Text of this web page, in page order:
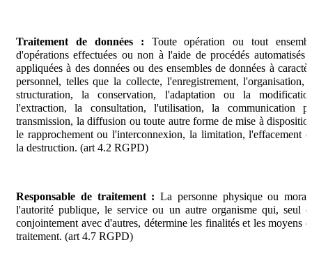
Traitement de données : Toute opération ou tout
d'opérations effectuées ou non à l'aide de procédés automatisés
appliquées à des données ou des ensembles de données à
personnel, telles que la collecte, l'enregistrement, l'organisation,
structuration, la conservation, l'adaptation ou la
l'extraction, la consultation, l'utilisation, la communication
transmission, la diffusion ou toute autre forme de mise à
le rapprochement ou l'interconnexion, la limitation, l'effacement
la destruction. (art 4.2 RGPD)
Responsable de traitement : La personne physique ou
l'autorité publique, le service ou un autre organisme qui, seul
conjointement avec d'autres, détermine les finalités et les moyens
traitement. (art 4.7 RGPD)